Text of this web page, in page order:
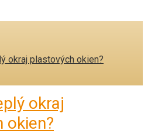
okraj plastových okien?
okraj
okien?